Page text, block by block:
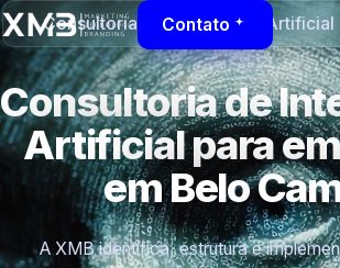
Contato
Consultoria de Inteligência Artificial
Consultoria de
Artificial para
em Belo
A XMB identifica, estrutura e